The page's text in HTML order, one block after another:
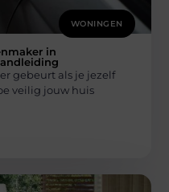
WONINGEN
in
gebeurt als je jezelf
veilig jouw huis